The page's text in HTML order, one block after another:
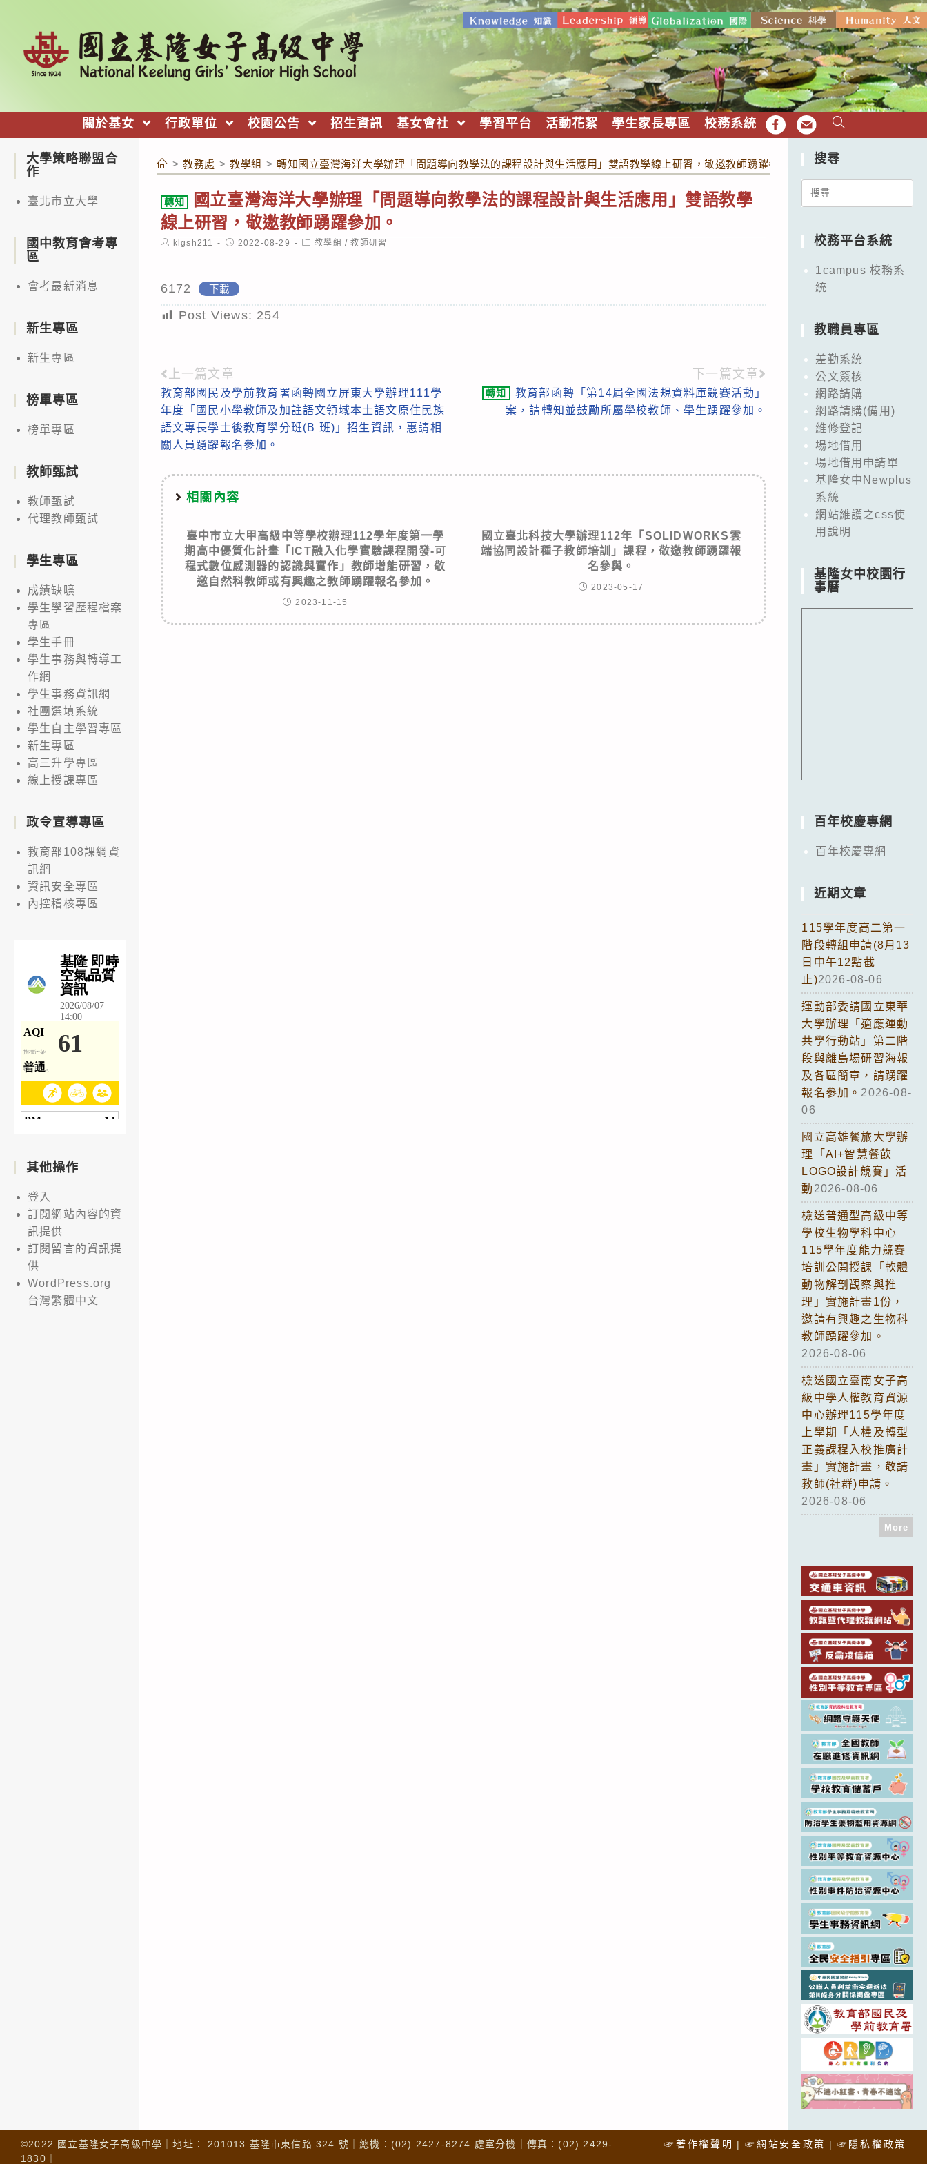
關於基女 行政單位 校園公告 招生資訊 基女會社 學習平台 活動花絮 學生家長專區 校務系統 FB EMAIL
> 教務處 > 教學組 > 轉知國立臺灣海洋大學辦理「問題導向教學法的課程設計與生活應用」雙語教學線上研習，敬邀教師踴躍參加。
轉知
國立臺灣海洋大學辦理「問題導向教學法的課程設計與生活應用」雙語教學
線上研習，敬邀教師踴躍參加。
Post
author:
klgsh211
Post
published:
2022-08-29
Post
category:
教學組 / 教師研習
6172 下載
Post Views: 254
Read
more
articles
上一篇文章
教育部國民及學前教育署函轉國立屏東大學辦理111學
年度「國民小學教師及加註語文領域本土語文原住民族
語文專長學士後教育學分班(B 班)」招生資訊，惠請相
關人員踴躍報名參加。
下一篇文章
轉知
教育部函轉「第14屆全國法規資料庫競賽活動」
案，請轉知並鼓勵所屬學校教師、學生踴躍參加。
相關內容
臺中市立大甲高級中等學校辦理112學年度第一學
期高中優質化計畫「ICT融入化學實驗課程開發-可
程式數位感測器的認識與實作」教師增能研習，敬
邀自然科教師或有興趣之教師踴躍報名參加。
2023-11-15
國立臺北科技大學辦理112年「SOLIDWORKS雲
端協同設計種子教師培訓」課程，敬邀教師踴躍報
名參與。
2023-05-17
大學策略聯盟合
作
臺北市立大學
國中教育會考專
區
會考最新消息
新生專區
新生專區
榜單專區
榜單專區
教師甄試
教師甄試
代理教師甄試
學生專區
成績缺曠
學生學習歷程檔案
專區
學生手冊
學生事務與轉導工
作網
學生事務資訊網
社團選填系統
學生自主學習專區
新生專區
高三升學專區
線上授課專區
政令宣導專區
教育部108課綱資
訊網
資訊安全專區
內控稽核專區
其他操作
登入
訂閱網站內容的資
訊提供
訂閱留言的資訊提
供
WordPress.org
台灣繁體中文
搜尋
Search
校務平台系統
1campus 校務系
統
教職員專區
差勤系統
公文簽核
網路請購
網路請購(備用)
維修登記
場地借用
場地借用申請單
基隆女中Newplus
系統
網站維護之css使
用說明
基隆女中校園行
事曆
百年校慶專網
百年校慶專網
近期文章
115學年度高二第一
階段轉組申請(8月13
日中午12點截
止)2026-08-06
運動部委請國立東華
大學辦理「適應運動
共學行動站」第二階
段與離島場研習海報
及各區簡章，請踴躍
報名參加。 2026-08-
06
國立高雄餐旅大學辦
理「AI+智慧餐飲
LOGO設計競賽」活
動 2026-08-06
檢送普通型高級中等
學校生物學科中心
115學年度能力競賽
培訓公開授課「軟體
動物解剖觀察與推
理」實施計畫1份，
邀請有興趣之生物科
教師踴躍參加。
2026-08-06
檢送國立臺南女子高
級中學人權教育資源
中心辦理115學年度
上學期「人權及轉型
正義課程入校推廣計
畫」實施計畫，敬請
教師(社群)申請。
2026-08-06
More
☞著作權聲明 ☞網站安全政策 ☞隱私權政策
©2022 國立基隆女子高級中學｜地址： 201013 基隆市東信路 324 號｜總機：(02) 2427-8274 處室分機｜傳真：(02) 2429-
1830｜